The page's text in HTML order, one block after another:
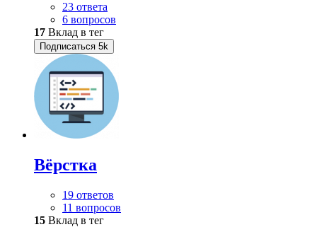
23 ответа
6 вопросов
17 Вклад в тег
Подписаться 5k
Вёрстка
19 ответов
11 вопросов
15 Вклад в тег